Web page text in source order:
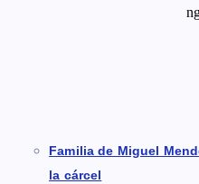
Familia de Miguel
la cárcel